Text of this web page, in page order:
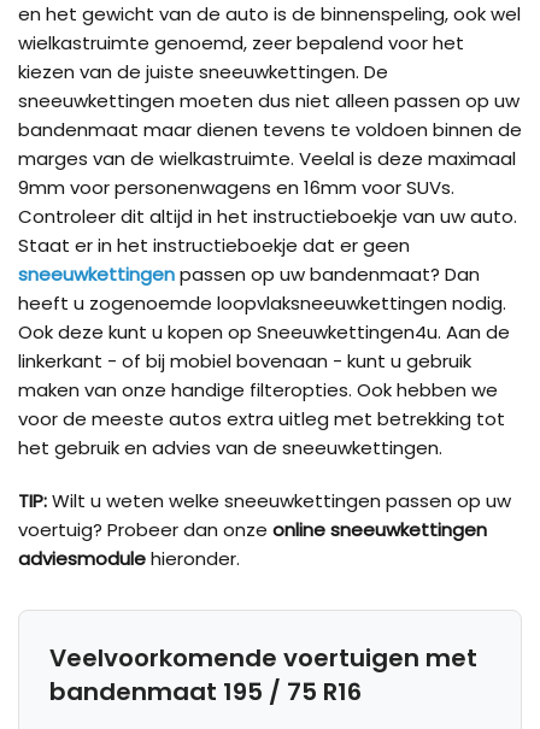
en het gewicht van de auto is de binnenspeling, ook wel
wielkastruimte genoemd, zeer bepalend voor het
kiezen van de juiste sneeuwkettingen. De
sneeuwkettingen moeten dus niet alleen passen op uw
bandenmaat maar dienen tevens te voldoen binnen de
marges van de wielkastruimte. Veelal is deze maximaal
9mm voor personenwagens en 16mm voor SUVs.
Controleer dit altijd in het instructieboekje van uw auto.
Staat er in het instructieboekje dat er geen
sneeuwkettingenpassen op uw bandenmaat? Dan
heeft u zogenoemde loopvlaksneeuwkettingen nodig.
Ook deze kunt u kopen op Sneeuwkettingen4u. Aan de
linkerkant - of bij mobiel bovenaan - kunt u gebruik
maken van onze handige filteropties. Ook hebben we
voor de meeste autos extra uitleg met betrekking tot
het gebruik en advies van de sneeuwkettingen.
TIP:Wilt u weten welke sneeuwkettingen passen op uw
voertuig? Probeer dan onze online sneeuwkettingen
adviesmodulehieronder.
Veelvoorkomende voertuigen met
bandenmaat 195 / 75 R16